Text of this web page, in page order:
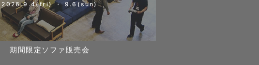
2026.9.4(fri) ・ 9.6(sun)
期間限定ソファ販売会